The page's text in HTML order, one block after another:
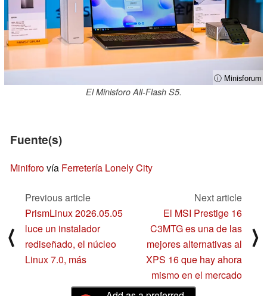
ⓘ Minisforum
El Minisforo All-Flash S5.
Fuente(s)
Miniforovía Ferretería Lonely City
⟨
Previous article
PrismLinux 2026.05.05
luce un instalador
rediseñado, el núcleo
Linux 7.0, más
Next article
El MSI Prestige 16
C3MTG es una de las
mejores alternativas al
XPS 16 que hay ahora
mismo en el mercado
⟩